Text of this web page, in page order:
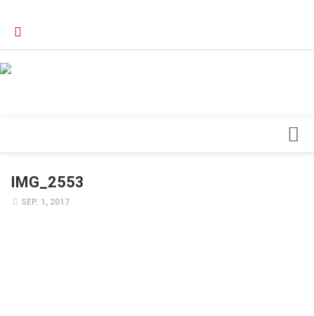
Forschung
IMG_2553
SEP. 1, 2017